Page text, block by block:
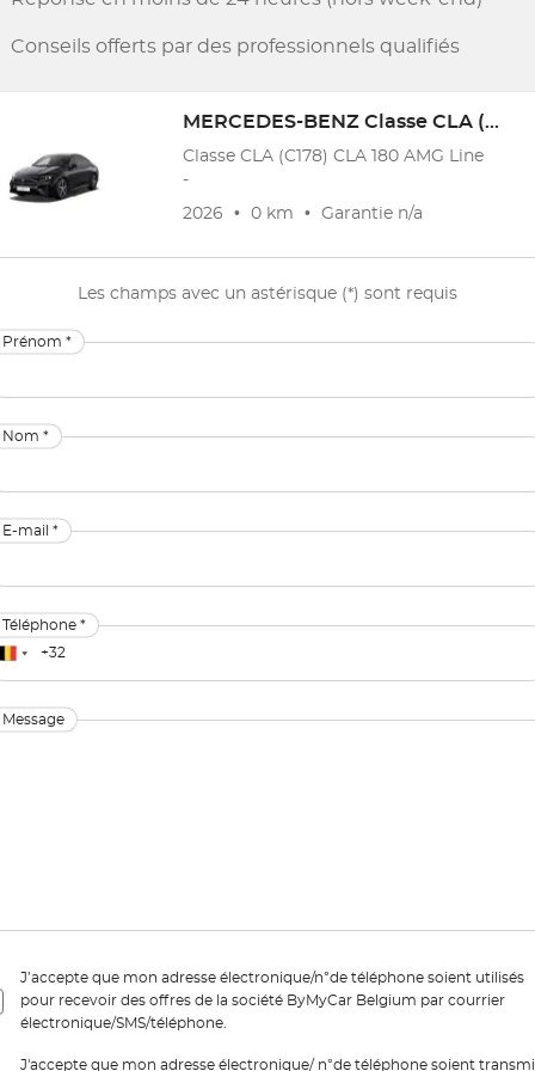
Conseils offerts par des professionnels qualifiés
MERCEDES-BENZ Classe CLA (C178)
Classe CLA (C178) CLA 180 AMG Line
-
2026 • 0 km • Garantie n/a
Les champs avec un astérisque (*) sont requis
Prénom *
Nom *
E-mail *
Téléphone *
Message
J’accepte que mon adresse électronique/n°de téléphone soient utilisés
pour recevoir des offres de la société ByMyCar Belgium par courrier
électronique/SMS/téléphone.
J'accepte que mon adresse électronique/ n°de téléphone soient